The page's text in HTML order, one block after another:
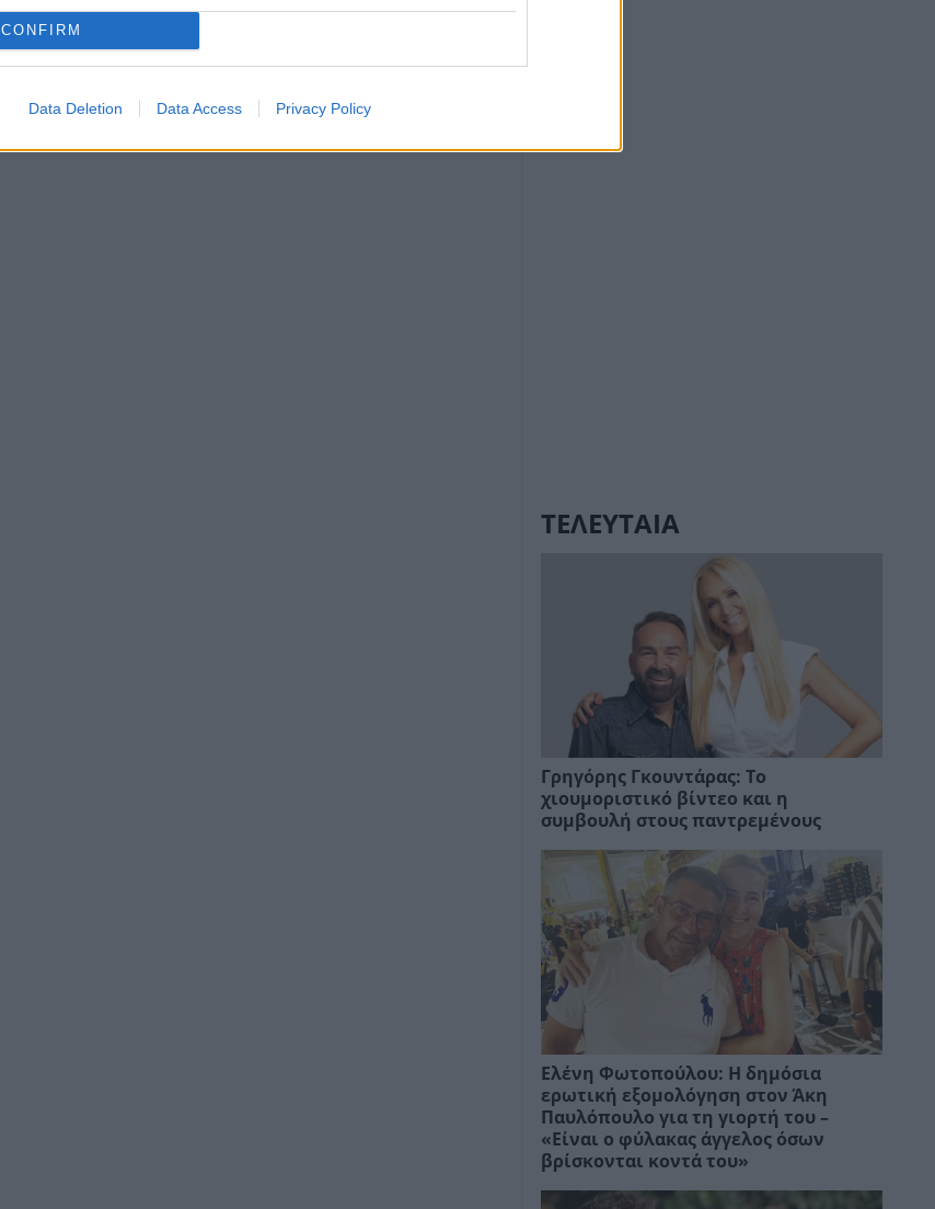
CONFIRM
Data Deletion Data Access Privacy Policy
ΤΕΛΕΥΤΑΙΑ
Γρηγόρης Γκουντάρας: Το
χιουμοριστικό βίντεο και η
συμβουλή στους παντρεμένους
Ελένη Φωτοπούλου: Η δημόσια
ερωτική εξομολόγηση στον Άκη
Παυλόπουλο για τη γιορτή του –
«Είναι ο φύλακας άγγελος όσων
βρίσκονται κοντά του»